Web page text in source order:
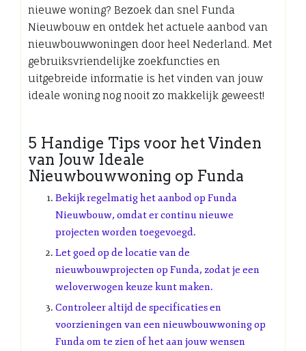
nieuwe woning? Bezoek dan snel Funda
Nieuwbouw en ontdek het actuele aanbod van
nieuwbouwwoningen door heel Nederland. Met
gebruiksvriendelijke zoekfuncties en
uitgebreide informatie is het vinden van jouw
ideale woning nog nooit zo makkelijk geweest!
5 Handige Tips voor het Vinden
van Jouw Ideale
Nieuwbouwwoning op Funda
Bekijk regelmatig het aanbod op Funda
Nieuwbouw, omdat er continu nieuwe
projecten worden toegevoegd.
Let goed op de locatie van de
nieuwbouwprojecten op Funda, zodat je een
weloverwogen keuze kunt maken.
Controleer altijd de specificaties en
voorzieningen van een nieuwbouwwoning op
Funda om te zien of het aan jouw wensen